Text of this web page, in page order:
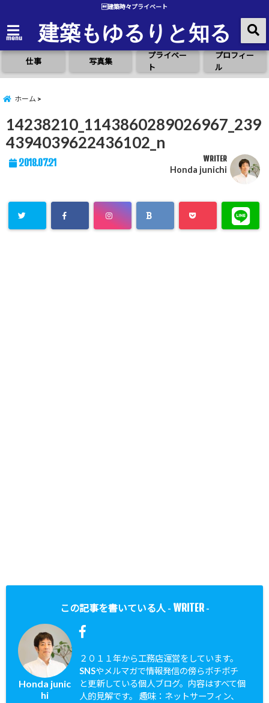
建築時々プライベート
menu 建築もゆるりと知る
仕事 写真集
プライベー
ト
プロフィー
ル
ホーム
14238210_1143860289026967_239
4394039622436102_n
2018.07.21 WRITER
Honda junichi
この記事を書いている人 - WRITER-
Honda junic
hi
２０１１年から工務店運営をしています。
SNSやメルマガで情報発信の傍らボチボチ
と更新している個人ブログ。内容はすべて個
人的見解です。 趣味：ネットサーフィン、